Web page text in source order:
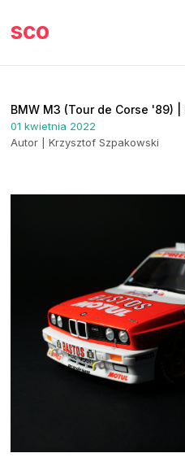
sco
BMW M3 (Tour de Corse '89) |
01 kwietnia 2022
Autor | Krzysztof Szpakowski